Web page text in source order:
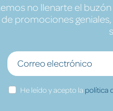
no llenarte el
de promociones
He leído y acepto la política